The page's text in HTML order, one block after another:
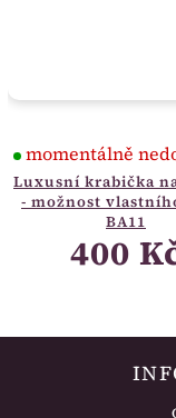
Luxusní krabička
- možnost
BA11
momentálně
400